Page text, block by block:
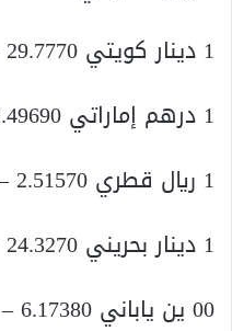
1 دينار كويتي 29.7770 – 34.6050
1 درهم إماراتي 2.49690 – 2.90190
1 ريال قطري 2.51570 – 2.92370
1 دينار بحريني 24.3270 – 28.2710 1
00 ين ياباني 6.17380 – 7.17500